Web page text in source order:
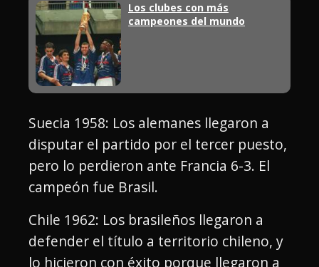
Los clubes con más
campeones del mundo
Suecia 1958: Los alemanes llegaron a
disputar el partido por el tercer puesto,
pero lo perdieron ante Francia 6-3. El
campeón fue Brasil.
Chile 1962: Los brasileños llegaron a
defender el título a territorio chileno, y
lo hicieron con éxito porque llegaron a